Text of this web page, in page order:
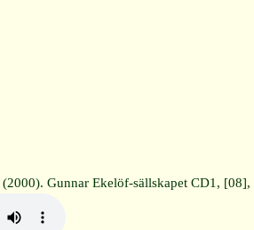
(2000). Gunnar Ekelöf-sällskapet CD1, [08],